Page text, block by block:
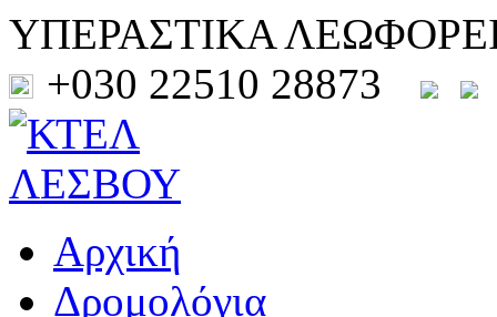
ΥΠΕΡΑΣΤΙΚΑ
+030 22510 28873
Αρχική
Δρομολόγια